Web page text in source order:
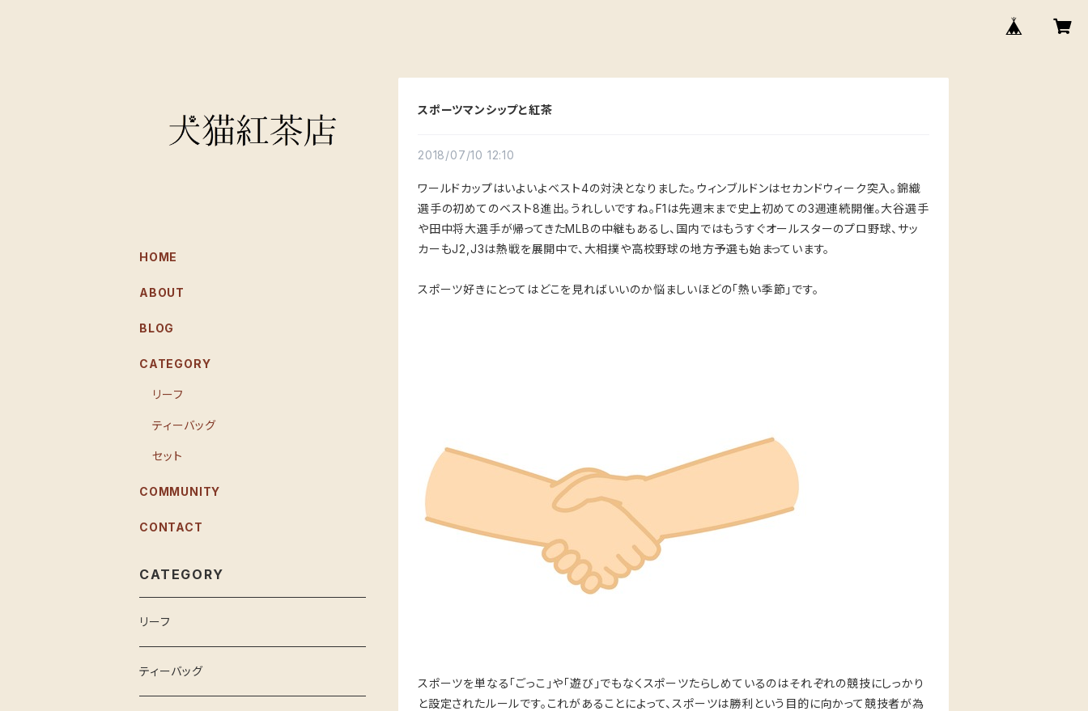
スポーツマンシップと紅茶
2018/07/10 12:10
ワールドカップはいよいよベスト4の対決となりました。ウィンブルドンはセカンドウィーク突入。錦織
選手の初めてのベスト8進出。うれしいですね。F1は先週末まで史上初めての3週連続開催。大谷選手
や田中将大選手が帰ってきたMLBの中継もあるし、国内ではもうすぐオールスターのプロ野球、サッ
カーもJ2,J3は熱戦を展開中で、大相撲や高校野球の地方予選も始まっています。
スポーツ好きにとってはどこを見ればいいのか悩ましいほどの「熱い季節」です。
スポーツを単なる「ごっこ」や「遊び」でもなくスポーツたらしめているのはそれぞれの競技にしっかり
と設定されたルールです。これがあることによって、スポーツは勝利という目的に向かって競技者が為
HOME
ABOUT
BLOG
CATEGORY
リーフ
ティーバッグ
セット
COMMUNITY
CONTACT
CATEGORY
リーフ
ティーバッグ